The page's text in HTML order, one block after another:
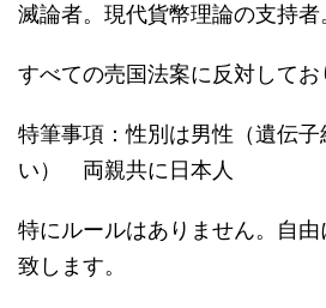
滅論者。現代貨幣理論の支持者
すべての売国法案に反対してお
特筆事項：性別は男性（遺伝
い） 両親共に日本人
特にルールはありません。自
致します。